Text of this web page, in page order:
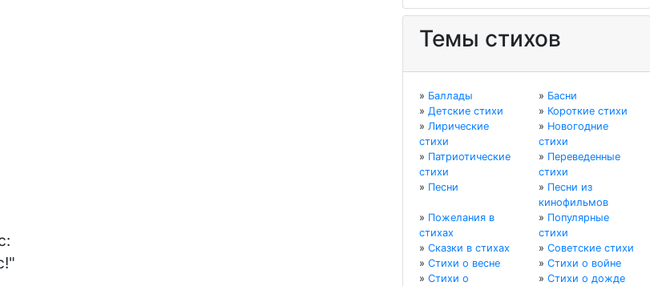
Темы стихов
» Баллады » Басни
» Детские стихи » Короткие стихи
» Лирические
стихи
» Новогодние
стихи
» Патриотические
стихи
» Переведенные
стихи
» Песни » Песни из
кинофильмов
» Пожелания в
стихах
» Популярные
стихи
» Сказки в стихах » Советские стихи
» Стихи о весне » Стихи о войне
» Стихи о
» Стихи о дожде